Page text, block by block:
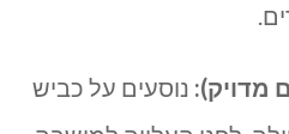
מדויק): נוסעים על כביש